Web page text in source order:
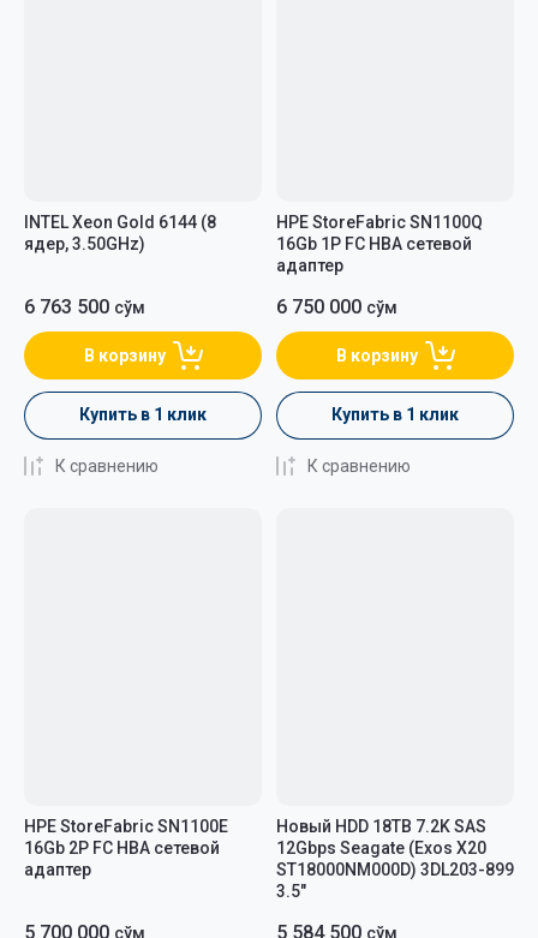
INTEL Xeon Gold 6144 (8
ядер, 3.50GHz)
6 763 500 сўм
В корзину
Купить в 1 клик
К сравнению
HPE StoreFabric SN1100Q
16Gb 1P FC HBA сетевой
адаптер
6 750 000 сўм
В корзину
Купить в 1 клик
К сравнению
HPE StoreFabric SN1100E
16Gb 2P FC HBA сетевой
адаптер
5 700 000 сўм
Новый HDD 18TB 7.2K SAS
12Gbps Seagate (Exos X20
ST18000NM000D) 3DL203-899
3.5"
5 584 500 сўм